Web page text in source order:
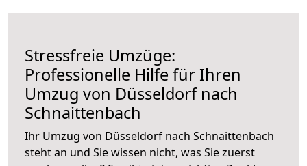
Stressfreie Umzüge:
Professionelle Hilfe für Ihren
Umzug von Düsseldorf nach
Schnaittenbach
Ihr Umzug von Düsseldorf nach Schnaittenbach
steht an und Sie wissen nicht, was Sie zuerst